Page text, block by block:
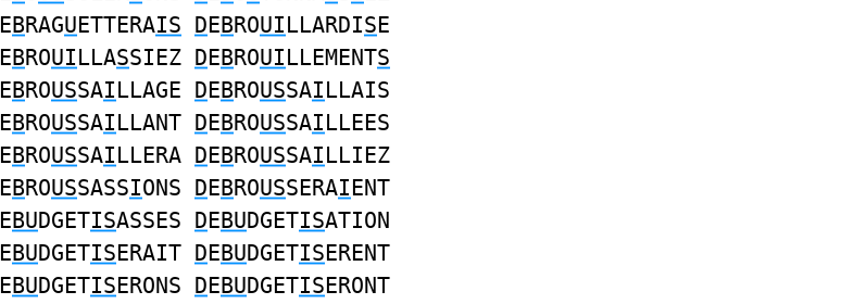
EBRAGUETTERAIS DEBROUILLARDISE
EBROUILLASSIEZ DEBROUILLEMENTS
EBROUSSAILLAGE DEBROUSSAILLAIS
EBROUSSAILLANT DEBROUSSAILLEES
EBROUSSAILLERA DEBROUSSAILLIEZ
EBROUSSASSIONS DEBROUSSERAIENT
EBUDGETISASSES DEBUDGETISATION
EBUDGETISERAIT DEBUDGETISERENT
EBUDGETISERONS DEBUDGETISERONT